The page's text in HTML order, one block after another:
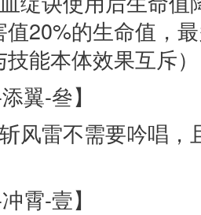
值20%的生命值，
能本体效果互斥）
翼-叄】
雷不需要吟唱，
霄-壹】